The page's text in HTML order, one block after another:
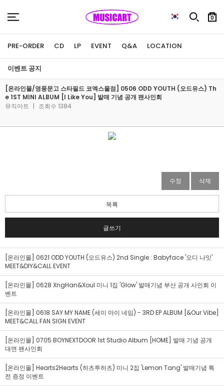
0
PRE-ORDER CD LP EVENT Q&A LOCATION
이벤트 공지
[온라인몰/영풍문고 스타필드 코엑스몰점] 0506 ODD YOUTH (오드유스) Th
e 1ST MINI ALBUM [I Like You] 발매 기념 공개 팬사인회
뮤직아트 | 조회수 1384
수정 삭제
목록
글쓰기
[온라인몰] 0621 ODD YOUTH (오드유스) 2nd Single : Babyface '오디 나잇'
MEET&DIY&CALL EVENT
[온라인몰] 0628 XngHan&Xoul 미니 1집 'Glow' 발매기념 부산 공개 사인회 이
벤트
[온라인몰] 0618 SAY MY NAME (세이 마이 네임) - 3RD EP ALBUM [&Our Vibe]
MEET&CALL FAN SIGN EVENT
[온라인몰] 0705 BOYNEXTDOOR 1st Studio Album [HOME] 발매 기념 공개
대면 팬사인회
[온라인몰] Hearts2Hearts (하츠투하츠) 미니 2집 'Lemon Tang' 발매기념 특
전 증정 이벤트